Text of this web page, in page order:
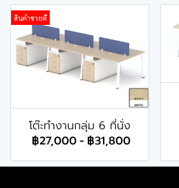
สินค้าขายดี
โต๊ะทำงานกลุ่ม 6 ที่นั่ง
฿27,000- ฿31,800